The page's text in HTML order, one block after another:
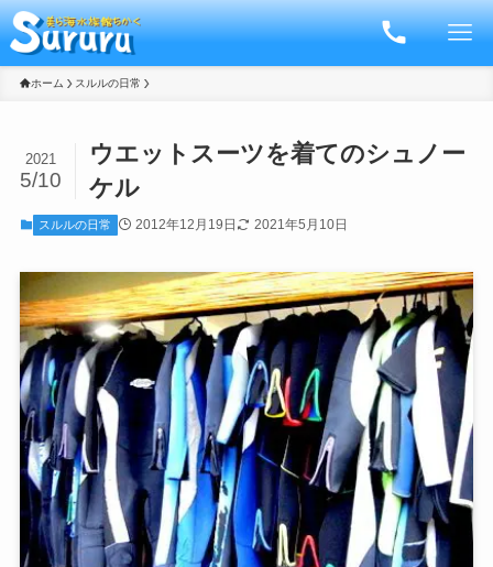
ホーム スルルの日常
ウエットスーツを着てのシュノー
ケル
2021
5/10
スルルの日常 2012年12月19日 2021年5月10日